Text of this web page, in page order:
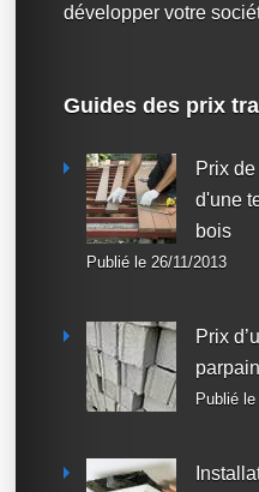
développer votre
Guides des prix
Prix
d'une
bois
Publié le 26/11/2013
Prix
Publié